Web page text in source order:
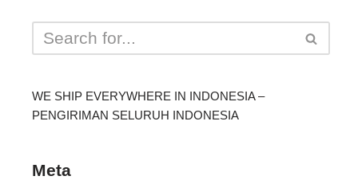
WE SHIP EVERYWHERE IN INDONESIA –
PENGIRIMAN SELURUH INDONESIA
Meta